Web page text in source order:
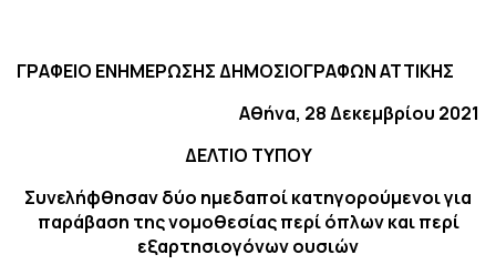
ΓΡΑΦΕΙΟ ΕΝΗΜΕΡΩΣΗΣ ΔΗΜΟΣΙΟΓΡΑΦΩΝ ΑΤΤΙΚΗΣ
Αθήνα, 28 Δεκεμβρίου 2021
ΔΕΛΤΙΟ ΤΥΠΟΥ
Συνελήφθησαν δύο ημεδαποί κατηγορούμενοι για
παράβαση της νομοθεσίας περί όπλων και περί
εξαρτησιογόνων ουσιών